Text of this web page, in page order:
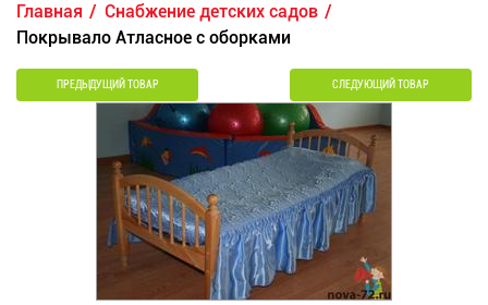
Главная
Снабжение детских садов
Покрывало Атласное с оборками
ПРЕДЫДУЩИЙ ТОВАР СЛЕДУЮЩИЙ ТОВАР